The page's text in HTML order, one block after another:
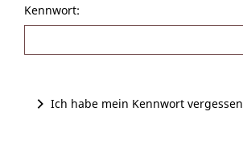
Kennwort:
Ich habe mein Kennwort vergessen